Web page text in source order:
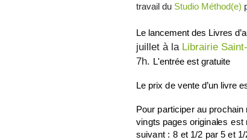
travail du Studio Méthod(e)
Le lancement des Livres
juillet à la Librairie
7h. L'entrée est gratuite
Le prixde vente d’un livre e
Pour participer au prochain
vingts pages originales est
suivant : 8 et 1/2 par 5 et 1/